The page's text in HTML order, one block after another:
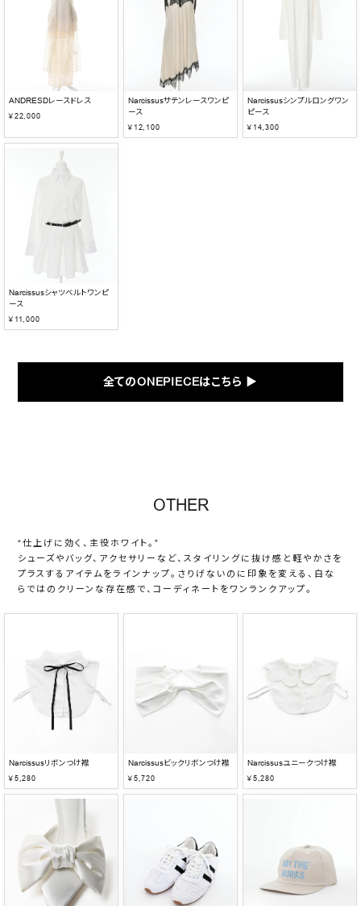
ANDRESDレースドレス
￥22,000
Narcissusサテンレースワンピ
ース
￥12,100
Narcissusシンプルロングワン
ピース
￥14,300
Narcissusシャツベルトワンピ
ース
￥11,000
全てのONEPIECEはこちら ▶︎
OTHER
“仕上げに効く、主役ホワイト。”
シューズやバッグ、アクセサリーなど、スタイリングに抜け感と軽やかさを
プラスするアイテムをラインナップ。さりげないのに印象を変える、白な
らではのクリーンな存在感で、コーディネートをワンランクアップ。
Narcissusリボンつけ襟
￥5,280
Narcissusビックリボンつけ襟
￥5,720
Narcissusユニークつけ襟
￥5,280